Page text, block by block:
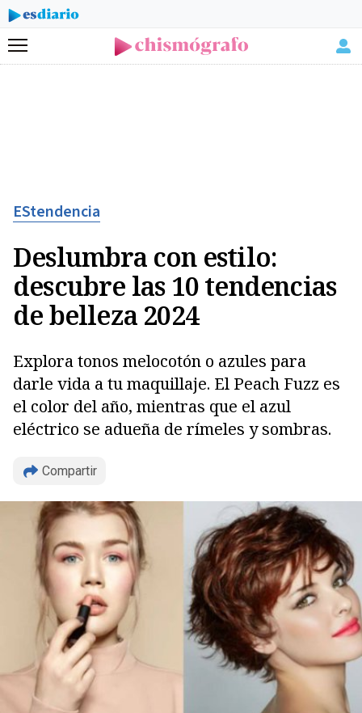
Menú
EStendencia
Deslumbra con estilo:
descubre las 10 tendencias
de belleza 2024
Explora tonos melocotón o azules para
darle vida a tu maquillaje. El Peach Fuzz es
el color del año, mientras que el azul
eléctrico se adueña de rímeles y sombras.
Compartir